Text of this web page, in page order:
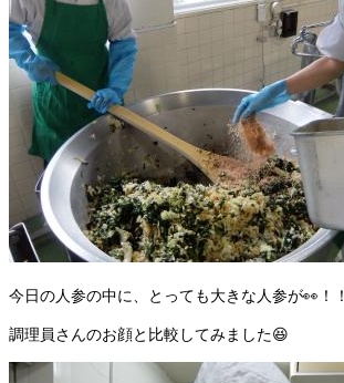
今日の人参の中に、とっても大きな人参が👀！！
調理員さんのお顔と比較してみました😆